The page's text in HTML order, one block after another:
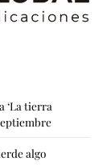
‘La tierra
algo